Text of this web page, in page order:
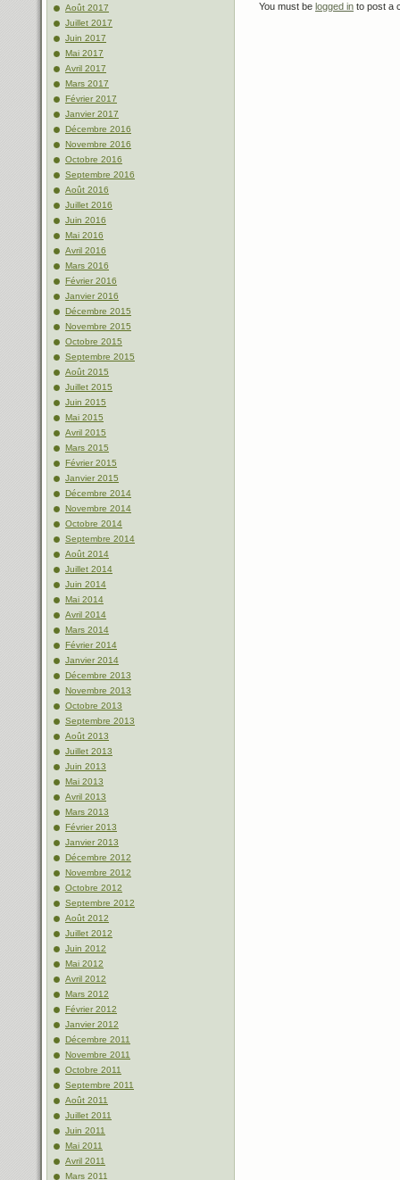
Août 2017
Juillet 2017
Juin 2017
Mai 2017
Avril 2017
Mars 2017
Février 2017
Janvier 2017
Décembre 2016
Novembre 2016
Octobre 2016
Septembre 2016
Août 2016
Juillet 2016
Juin 2016
Mai 2016
Avril 2016
Mars 2016
Février 2016
Janvier 2016
Décembre 2015
Novembre 2015
Octobre 2015
Septembre 2015
Août 2015
Juillet 2015
Juin 2015
Mai 2015
Avril 2015
Mars 2015
Février 2015
Janvier 2015
Décembre 2014
Novembre 2014
Octobre 2014
Septembre 2014
Août 2014
Juillet 2014
Juin 2014
Mai 2014
Avril 2014
Mars 2014
Février 2014
Janvier 2014
Décembre 2013
Novembre 2013
Octobre 2013
Septembre 2013
Août 2013
Juillet 2013
Juin 2013
Mai 2013
Avril 2013
Mars 2013
Février 2013
Janvier 2013
Décembre 2012
Novembre 2012
Octobre 2012
Septembre 2012
Août 2012
Juillet 2012
Juin 2012
Mai 2012
Avril 2012
Mars 2012
Février 2012
Janvier 2012
Décembre 2011
Novembre 2011
Octobre 2011
Septembre 2011
Août 2011
Juillet 2011
Juin 2011
Mai 2011
Avril 2011
Mars 2011
You must be logged in to post a